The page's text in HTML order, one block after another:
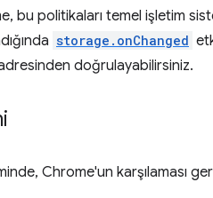
bu politikaları temel işletim
storage.onChanged
doğrulayabilirsiniz.
Chrome'un karşılaması